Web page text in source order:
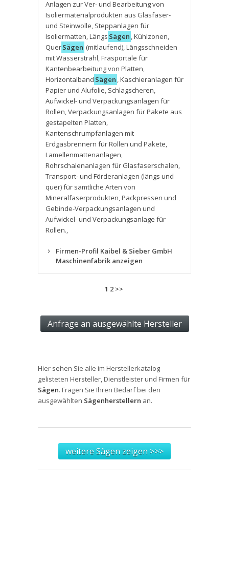
Anlagen zur Ver- und Bearbeitung von
Isoliermaterialprodukten aus Glasfaser-
und Steinwolle, Steppanlagen für
Isoliermatten,Längs Sägen ,Kühlzonen,
QuerSägen (mitlaufend),Längsschneiden
mit Wasserstrahl,Fräsportale für
Kantenbearbeitung von Platten,
Horizontalband Sägen ,Kaschieranlagen für
Papier und Alufolie, Schlagscheren,
Aufwickel- und Verpackungsanlagen für
Rollen,Verpackungsanlagen für Pakete aus
gestapelten Platten,
Kantenschrumpfanlagen mit
Erdgasbrennern für Rollen und Pakete,
Lamellenmattenanlagen,
Rohrschalenanlagen für Glasfaserschalen,
Transport- und Förderanlagen (längs und
quer) für sämtliche Arten von
Mineralfaserprodukten,Packpressen und
Gebinde-Verpackungsanlagen und
Aufwickel- und Verpackungsanlage für
Rollen.,
Firmen-Profil Kaibel & Sieber GmbH
Maschinenfabrik anzeigen
1 2 >>
Hier sehen Sie alle im Herstellerkatalog
gelisteten Hersteller, Dienstleister und Firmen für
Sägen. Fragen Sie Ihren Bedarf bei den
ausgewählten Sägenherstellern an.
weitere Sägen zeigen >>>